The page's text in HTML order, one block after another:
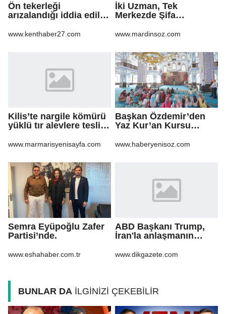
Ön tekerleği
arızalandığı iddia edilen
çarptı: 1 yaralı
www.kenthaber27.com
İki Uzman, Tek
Merkezde Şifa
www.mardinsoz.com
Kilis’te nargile kömürü
yüklü tır alevlere teslim
www.marmarisyenisayfa.com
Başkan Özdemir’den
Yaz Kur’an Kursu
www.haberyenisoz.com
Semra Eyüpoğlu Zafer
Partisi’nde.
www.eshahaber.com.tr
ABD Başkanı Trump,
İran'la anlaşmanın
sağlanabileceğini
www.dikgazete.com
BUNLAR DA İLGİNİZİ ÇEKEBİLİR